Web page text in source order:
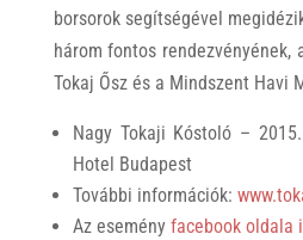
borsorok segítségével
három fontos rendezvényének,
Tokaj Ősz és a Mindszent Havi
Nagy Tokaji Kóstoló –
Hotel Budapest
További információk:
Az esemény facebook oldala